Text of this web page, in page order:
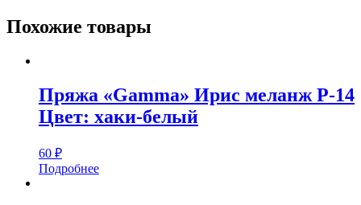
Похожие товары
Пряжа «Gamma» Ирис меланж Р-14
Цвет: хаки-белый
60 ₽
Подробнее